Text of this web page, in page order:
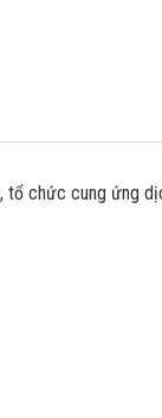
chức cung ứng